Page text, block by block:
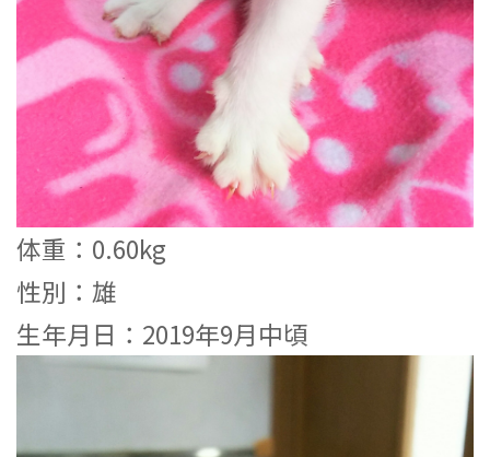
体重：0.60kg
性別：雄
生年月日：2019年9月中頃